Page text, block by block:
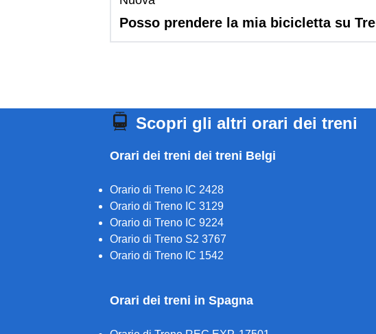
Posso prendere la mia bicicletta su
Scopri gli altri orari dei treni
Orari dei treni dei treni Belgi
Orario di Treno IC 2428
Orario di Treno IC 3129
Orario di Treno IC 9224
Orario di Treno S2 3767
Orario di Treno IC 1542
Orari dei treni in Spagna